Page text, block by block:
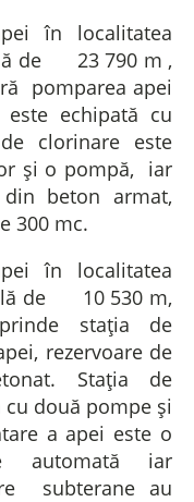
în localitatea
de 23 790 m ,
pomparea apei
echipată cu
clorinare este
și o pompă, iar
beton armat,
300 mc.
în localitatea
de 10 530 m,
stația de
rezervoare de
Stația de
două pompe și
a apei este o
automată iar
subterane au